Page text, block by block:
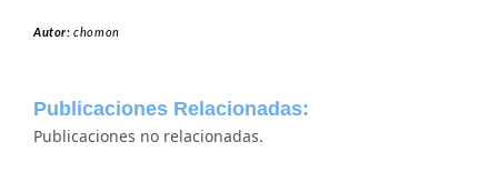
Autor:chomon
Publicaciones Relacionadas:
Publicaciones no relacionadas.